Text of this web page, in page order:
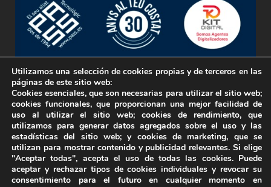
Empresa inscrita en el Registro Electrónico de
Empresas Licitadoras (RELI).
Nº Registro: N32346812
Utilizamos una selección de cookies propias y de terceros en las
páginas de este sitio web:
Cookies esenciales, que son necesarias para utilizar el sitio web;
cookies funcionales, que proporcionan una mejor facilidad de
uso al utilizar el sitio web; cookies de rendimiento, que
utilizamos para generar datos agregados sobre el uso y las
estadísticas del sitio web; y cookies de marketing, que se
utilizan para mostrar contenido y publicidad relevantes. Si elige
"Aceptar todas", acepta el uso de todas las cookies. Puede
aceptar y rechazar tipos de cookies individuales y revocar su
consentimiento para el futuro en cualquier momento en